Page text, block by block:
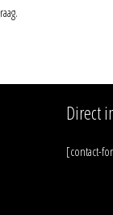
Direct
[contact-